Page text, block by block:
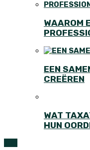
WAAROM
EEN
CREËREN
WAT
HUN